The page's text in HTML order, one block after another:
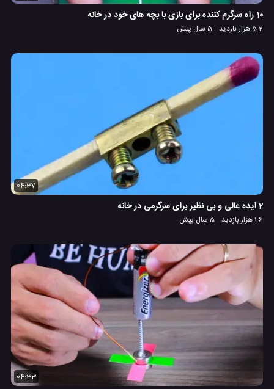
10 راه سرگرم کننده برای بازی با بچه های خود در خانه
5.2 هزار بازدید 5 سال پیش
04:37
2 ایده عالی و بی نظیر برای سرگرمی در خانه
1.6 هزار بازدید 5 سال پیش
04:33